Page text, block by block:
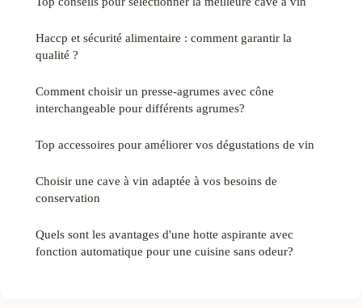
Haccp et sécurité alimentaire : comment garantir la
qualité ?
Comment choisir un presse-agrumes avec cône
interchangeable pour différents agrumes?
Top accessoires pour améliorer vos dégustations de vin
Choisir une cave à vin adaptée à vos besoins de
conservation
Quels sont les avantages d'une hotte aspirante avec
fonction automatique pour une cuisine sans odeur?